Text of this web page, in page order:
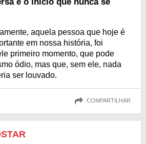
aquela pessoa que hoje é
em nossa história, foi
primeiro momento, que pode
ódio, mas que, sem ele, nada
ser louvado.
COMPARTILHAR